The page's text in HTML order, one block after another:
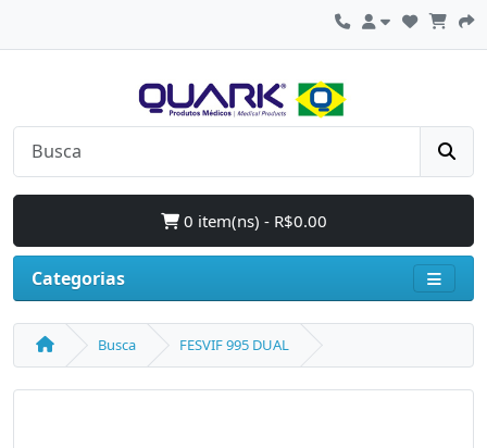
0 item(ns) - R$0.00
Categorias
Busca FESVIF 995 DUAL